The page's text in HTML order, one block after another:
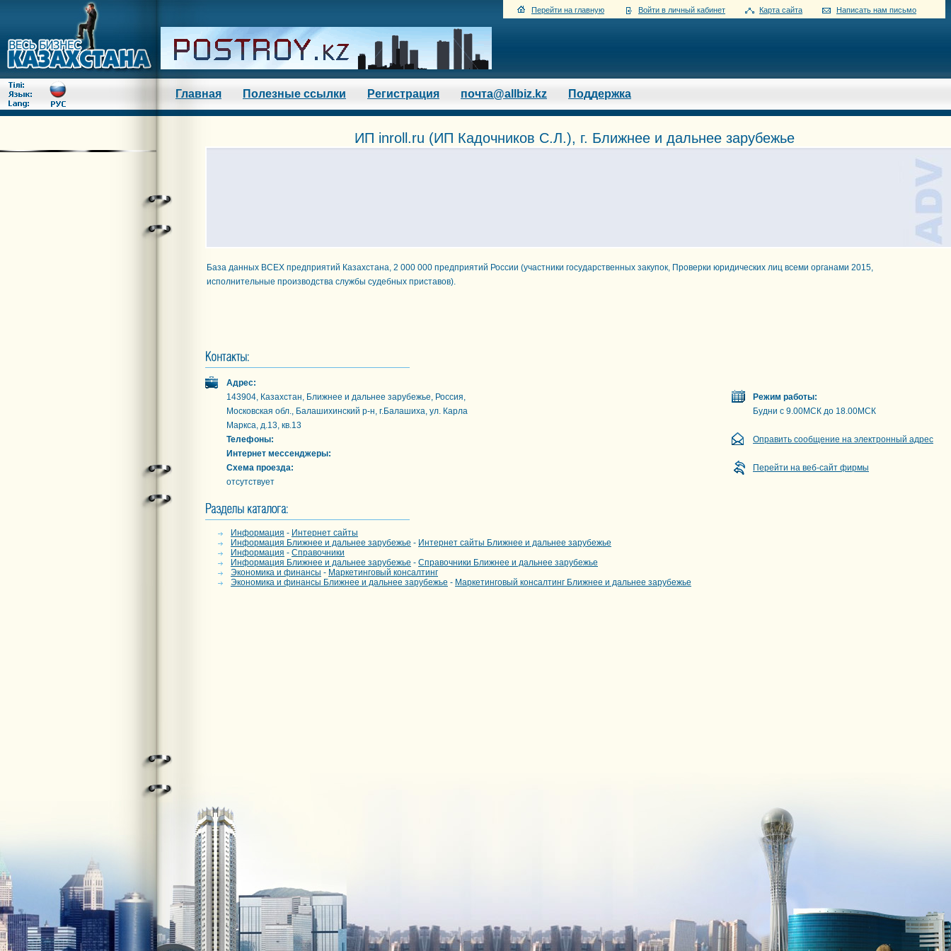
Перейти на главную Войти в личный кабинет Карта сайта Написать нам письмо
Главная Полезные ссылки Регистрация почта@allbiz.kz Поддержка
ИП inroll.ru (ИП Кадочников С.Л.), г. Ближнее и дальнее зарубежье
База данных ВСЕХ предприятий Казахстана, 2 000 000 предприятий России (участники государственных закупок, Проверки юридических лиц всеми органами 2015,
исполнительные производства службы судебных приставов).
Адрес:
143904, Казахстан, Ближнее и дальнее зарубежье, Россия,
Московская обл., Балашихинский р-н, г.Балашиха, ул. Карла
Маркса, д.13, кв.13
Телефоны:
Интернет мессенджеры:
Схема проезда:
отсутствует
Режим работы:
Будни с 9.00МСК до 18.00МСК
Оправить сообщение на электронный адрес
Перейти на веб-сайт фирмы
Информация - Интернет сайты
Информация Ближнее и дальнее зарубежье - Интернет сайты Ближнее и дальнее зарубежье
Информация - Справочники
Информация Ближнее и дальнее зарубежье - Справочники Ближнее и дальнее зарубежье
Экономика и финансы - Маркетинговый консалтинг
Экономика и финансы Ближнее и дальнее зарубежье - Маркетинговый консалтинг Ближнее и дальнее зарубежье